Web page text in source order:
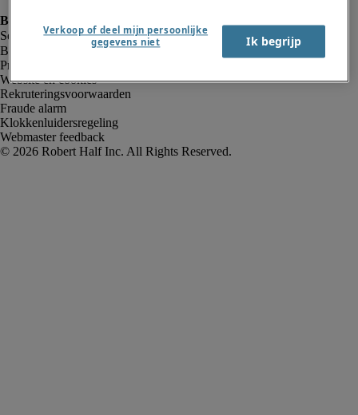
Bedrijfsinformatie
Privacyverklaring
Website en cookies
Rekruteringsvoorwaarden
Fraude alarm
Klokkenluidersregeling
Webmaster feedback
Verkoop of deel mijn persoonlijke
gegevens niet
Ik begrijp